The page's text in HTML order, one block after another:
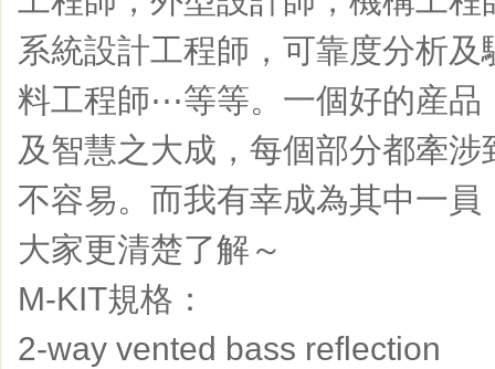
系統設計工程師，可靠度分析
料工程師⋯等等。一個好的産品
及智慧之大成，每個部分都牽
不容易。而我有幸成為其中一
大家更清楚了解～
M-KIT規格：
2-way vented bass reflection